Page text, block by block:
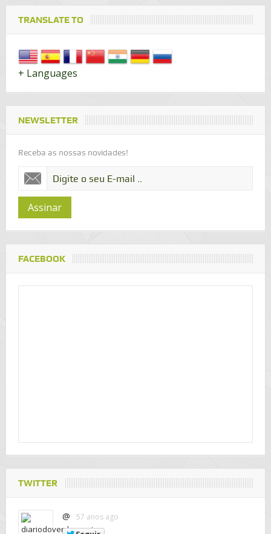
TRANSLATE TO
+ Languages
NEWSLETTER
Receba as nossas novidades!
Assinar
FACEBOOK
TWITTER
@
57 anos ago